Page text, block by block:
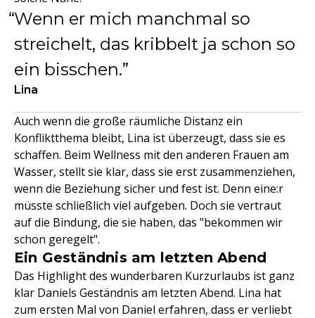
Wenn er mich manchmal so
streichelt, das kribbelt ja schon so
ein bisschen.
Lina
Auch wenn die große räumliche Distanz ein
Konfliktthema bleibt, Lina ist überzeugt, dass sie es
schaffen. Beim Wellness mit den anderen Frauen am
Wasser, stellt sie klar, dass sie erst zusammenziehen,
wenn die Beziehung sicher und fest ist. Denn eine:r
müsste schließlich viel aufgeben. Doch sie vertraut
auf die Bindung, die sie haben, das "bekommen wir
schon geregelt".
Ein Geständnis am letzten Abend
Das Highlight des wunderbaren Kurzurlaubs ist ganz
klar Daniels Geständnis am letzten Abend. Lina hat
zum ersten Mal von Daniel erfahren, dass er verliebt